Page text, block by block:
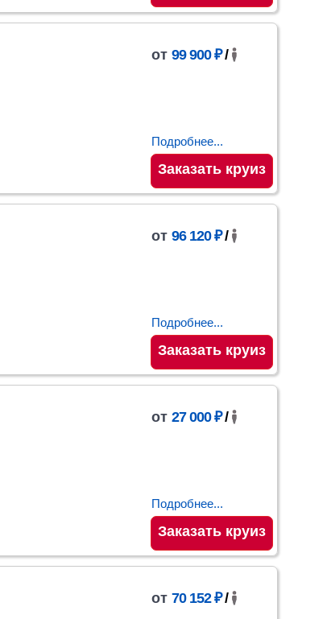
от 99 900 ₽/
Подробнее...
Заказать круиз
от 96 120 ₽/
Подробнее...
Заказать круиз
от 27 000 ₽/
Подробнее...
Заказать круиз
от 70 152 ₽/